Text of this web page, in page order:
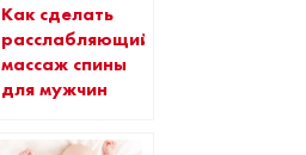
Как сделать
расслабляющий
массаж спины
для мужчин